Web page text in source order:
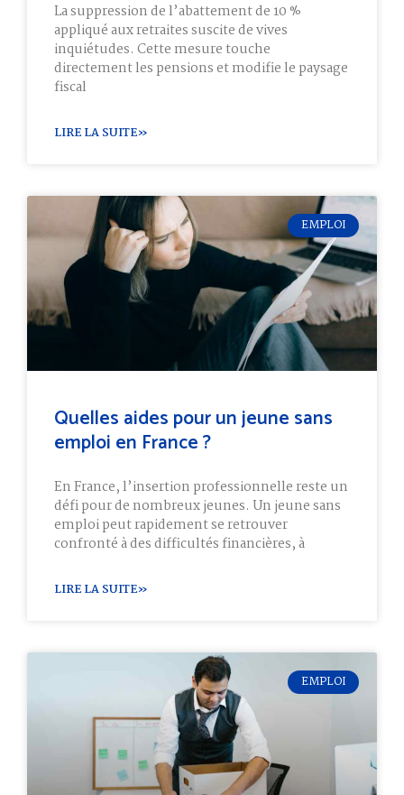
La suppression de l’abattement de 10 %
appliqué aux retraites suscite de vives
inquiétudes. Cette mesure touche
directement les pensions et modifie le paysage
fiscal
LIRE LA SUITE»
EMPLOI
Quelles aides pour un jeune sans
emploi en France ?
En France, l’insertion professionnelle reste un
défi pour de nombreux jeunes. Un jeune sans
emploi peut rapidement se retrouver
confronté à des difficultés financières, à
LIRE LA SUITE»
EMPLOI